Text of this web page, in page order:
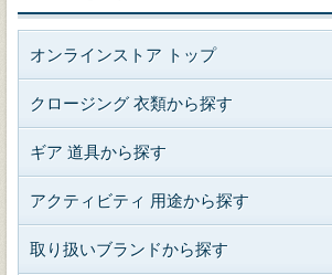
オンラインストア トップ
クロージング 衣類から探す
ギア 道具から探す
アクティビティ 用途から探す
取り扱いブランドから探す